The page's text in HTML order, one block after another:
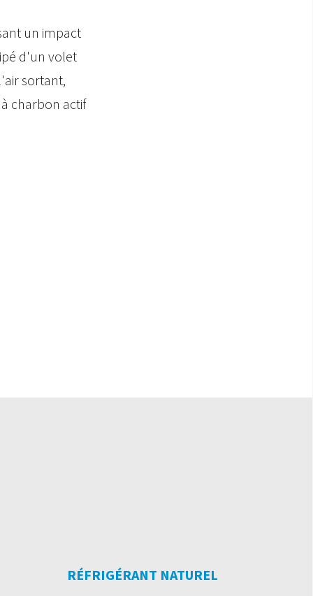
un impact
d'un volet
sortant,
charbon actif
RÉFRIGÉRANT NATUREL